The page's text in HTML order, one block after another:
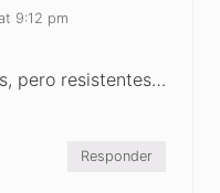
9:12 pm
pero resistentes…
Responder